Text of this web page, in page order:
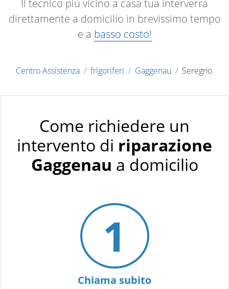
Il tecnico più vicino a casa tua interverrà
direttamente a domicilio in brevissimo tempo
e a basso costo!
Centro Assistenza frigoriferi Gaggenau Seregno
Come richiedere un
intervento di riparazione
Gaggenau a domicilio
1
Chiama subito